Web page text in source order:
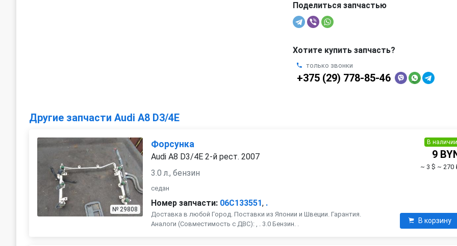
Поделиться запчастью
Хотите купить запчасть?
только звонки
+375 (29) 778-85-46
Другие запчасти Audi A8 D3/4E
№ 29808
Форсунка
Audi A8 D3/4E 2-й рест. 2007
3.0 л., бензин
седан
Номер запчасти: 06C133551, .
Доставка в любой Город. Поставки из Японии и Швеции. Гарантия.
Аналоги (Совместимость с ДВС): , . 3.0 Бензин. .
В наличии
9
~ 3 $ ~ 270
В корзину